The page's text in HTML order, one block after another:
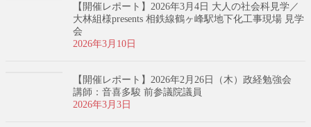
【開催レポート】2026年3月4日 大人の社会科見学／
大林組様presents 相鉄線鶴ヶ峰駅地下化工事現場 見学
会
2026年3月10日
【開催レポート】2026年2月26日（木）政経勉強会
講師：音喜多駿 前参議院議員
2026年3月3日